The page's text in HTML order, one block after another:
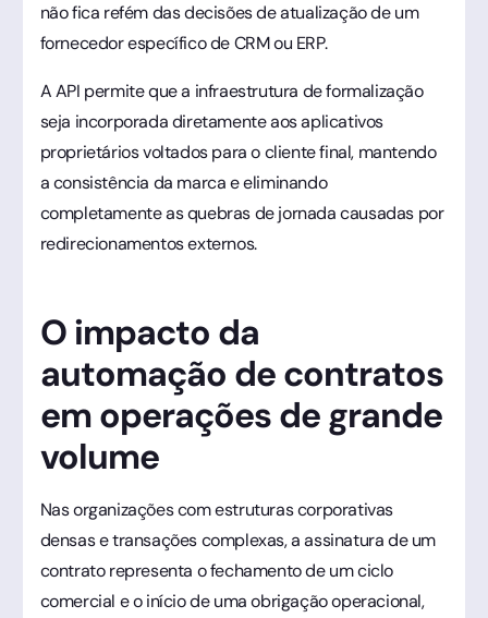
não fica refém das decisões de atualização de um
fornecedor específico de CRM ou ERP.
A API permite que a infraestrutura de formalização
seja incorporada diretamente aos aplicativos
proprietários voltados para o cliente final, mantendo
a consistência da marca e eliminando
completamente as quebras de jornada causadas por
redirecionamentos externos.
O impacto da
automação de contratos
em operações de grande
volume
Nas organizações com estruturas corporativas
densas e transações complexas, a assinatura de um
contrato representa o fechamento de um ciclo
comercial e o início de uma obrigação operacional,